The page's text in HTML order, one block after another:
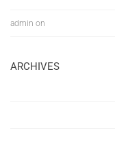
admin on
ARCHIVES